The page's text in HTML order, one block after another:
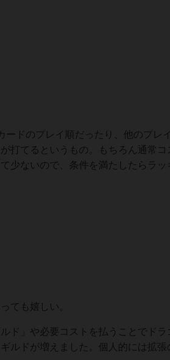
ードのプレイ順だったり、他のプレ
打てるというもの。もちろん通常コ
少ないので、条件を満たしたらラッ
ても嬉しい。
ド」や必要コストを払うことでドラ
ルドが増えました。個人的には拡張